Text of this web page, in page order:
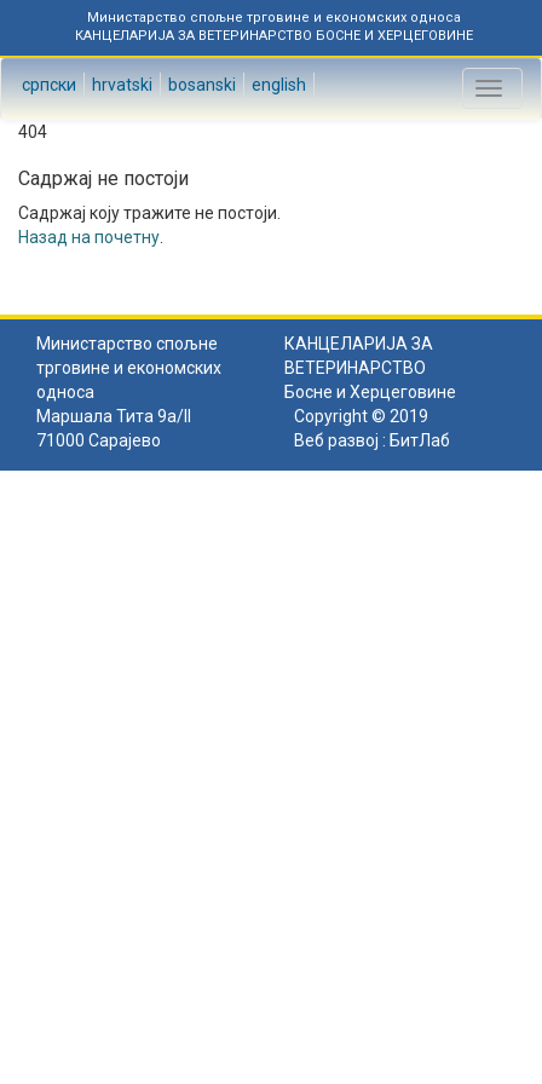
Министарство спољне трговине и економских односа
КАНЦЕЛАРИЈА ЗА ВЕТЕРИНАРСТВО БОСНЕ И ХЕРЦЕГОВИНЕ
српски hrvatski bosanski english
Toggle
404
Садржај не постоји
Садржај коју тражите не постоји.
Назад на почетну
Министарство спољне
трговине и економских
односа
КАНЦЕЛАРИЈА ЗА
ВЕТЕРИНАРСТВО
Босне и Херцеговине
Маршала Тита 9а/II
71000 Сарајево
Copyright © 2019
Веб развој : БитЛаб